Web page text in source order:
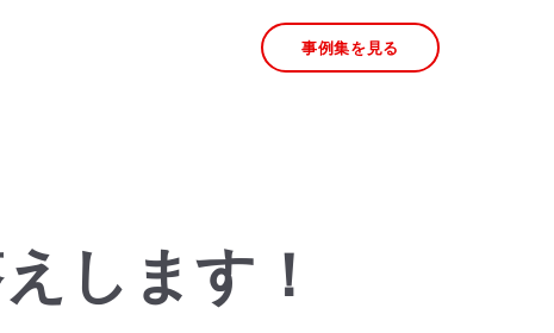
事例集を見る
します！